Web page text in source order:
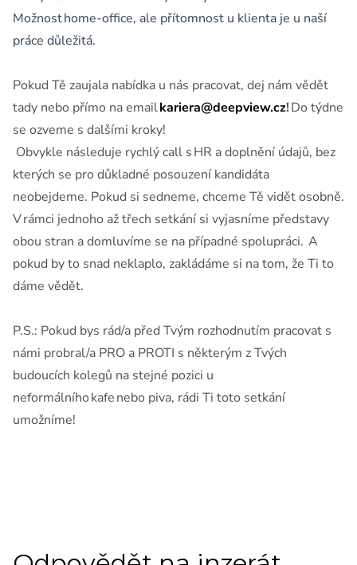
Možnost home-office, ale přítomnost u klienta je u naší
práce důležitá.
Pokud Tě zaujala nabídka u nás pracovat, dej nám vědět
tady nebo přímo na emailkariera@deepview.cz!Do týdne
se ozveme s dalšími kroky!
Obvykle následuje rychlý call s HR a doplnění údajů, bez
kterých se pro důkladné posouzení kandidáta
neobejdeme. Pokud si sedneme, chceme Tě vidět osobně.
V rámci jednoho až třech setkání si vyjasníme představy
obou stran a domluvíme se na případné spolupráci. A
pokud by to snad neklaplo, zakládáme si na tom, že Ti to
dáme vědět.
P.S.: Pokud bys rád/a před Tvým rozhodnutím pracovat s
námi probral/a PRO a PROTI s některým z Tvých
budoucích kolegů na stejné pozici u
neformálního kafe nebo piva, rádi Ti toto setkání
umožníme!